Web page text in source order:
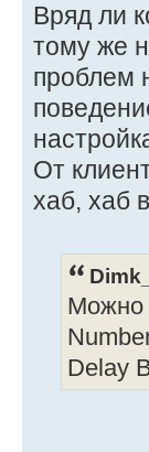
Вряд ли
тому же
проблем
От
хаб, хаб
Можно
Delay